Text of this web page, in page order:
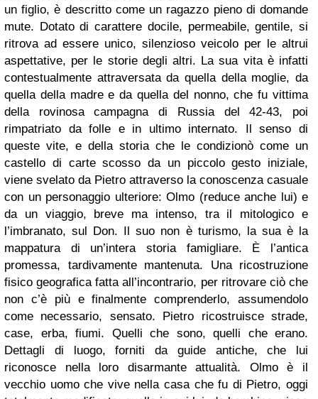
un figlio, è descritto come un ragazzo pieno di domande
mute. Dotato di carattere docile, permeabile, gentile, si
ritrova ad essere unico, silenzioso veicolo per le altrui
aspettative, per le storie degli altri. La sua vita è infatti
contestualmente attraversata da quella della moglie, da
quella della madre e da quella del nonno, che fu vittima
della rovinosa campagna di Russia del 42-43, poi
rimpatriato da folle e in ultimo internato. Il senso di
queste vite, e della storia che le condizionò come un
castello di carte scosso da un piccolo gesto iniziale,
viene svelato da Pietro attraverso la conoscenza casuale
con un personaggio ulteriore: Olmo (reduce anche lui) e
da un viaggio, breve ma intenso, tra il mitologico e
l’imbranato, sul Don. Il suo non è turismo, la sua è la
mappatura di un’intera storia famigliare. È l’antica
promessa, tardivamente mantenuta. Una ricostruzione
fisico geografica fatta all’incontrario, per ritrovare ciò che
non c’è più e finalmente comprenderlo, assumendolo
come necessario, sensato. Pietro ricostruisce strade,
case, erba, fiumi. Quelli che sono, quelli che erano.
Dettagli di luogo, forniti da guide antiche, che lui
riconosce nella loro disarmante attualità. Olmo è il
vecchio uomo che vive nella casa che fu di Pietro, oggi